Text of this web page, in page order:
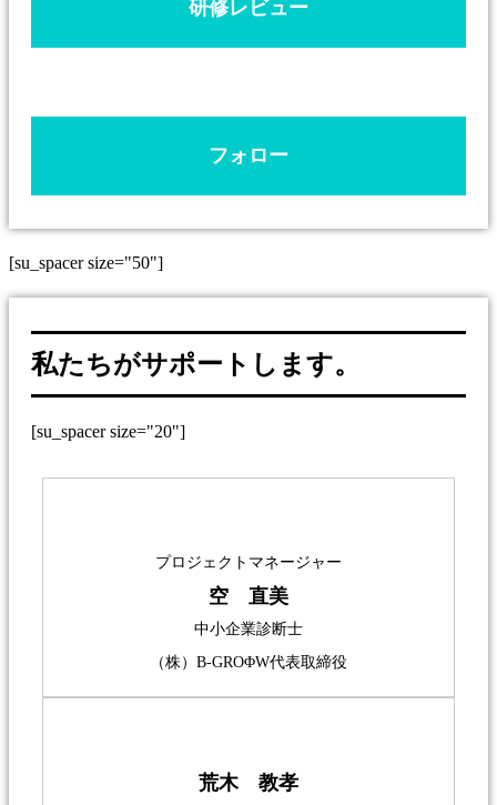
研修レビュー
フォロー
[su_spacer size="50"]
私たちがサポートします。
[su_spacer size="20"]
プロジェクトマネージャー
空 直美
中小企業診断士
（株）B-GROΦW代表取締役
荒木 教孝